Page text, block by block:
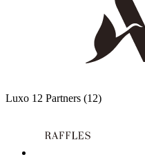
Luxo 12 Partners (12)